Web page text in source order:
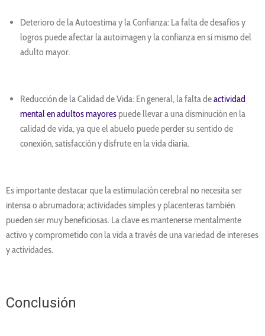
Deterioro de la Autoestima y la Confianza: La falta de desafíos y
logros puede afectar la autoimagen y la confianza en sí mismo del
adulto mayor.
Reducción de la Calidad de Vida: En general, la falta deactividad
mental en adultos mayores puede llevar a una disminución en la
calidad de vida, ya que el abuelo puede perder su sentido de
conexión, satisfacción y disfrute en la vida diaria.
Es importante destacar que la estimulación cerebral no necesita ser
intensa o abrumadora; actividades simples y placenteras también
pueden ser muy beneficiosas. La clave es mantenerse mentalmente
activo y comprometido con la vida a través de una variedad de intereses
y actividades.
Conclusión